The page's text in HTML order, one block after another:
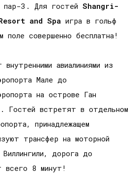
пар-3. Для гостей Shangri-
and Spa игра в гольф
поле совершенно бесплатна!
авиалиниями из
Мале до
на острове Ган
Гостей встретят в отдельном
принадлежащем
трансфер на моторной
дорога до
всего 8 минут!